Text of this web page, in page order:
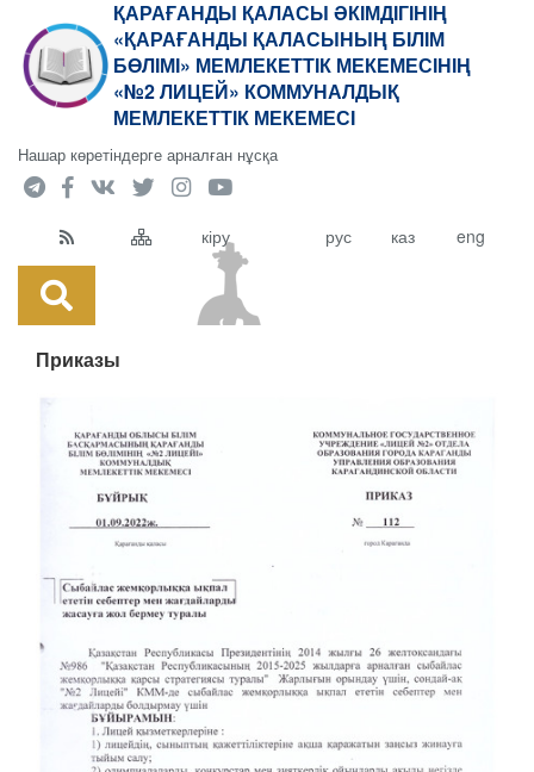
ҚАРАҒАНДЫ ҚАЛАСЫ ӘКІМДІГІНІҢ
«ҚАРАҒАНДЫ ҚАЛАСЫНЫҢ БІЛІМ
БӨЛІМІ» МЕМЛЕКЕТТІК МЕКЕМЕСІНІҢ
«№2 ЛИЦЕЙ» КОММУНАЛДЫҚ
МЕМЛЕКЕТТІК МЕКЕМЕСІ
Нашар көретіндерге арналған нұсқа
кіру рус каз eng
Приказы